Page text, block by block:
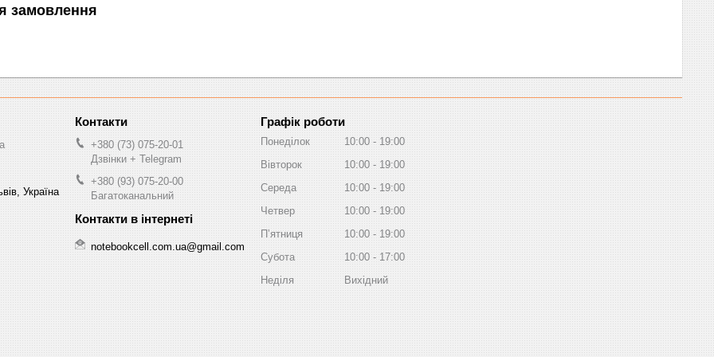
замовлення
Україна
+380 (73) 075-20-01
Дзвінки + Telegram
+380 (93) 075-20-00
Багатоканальний
notebookcell.com.ua@gmail.com
Графік роботи
Понеділок 10:00
19:00
Вівторок
10:00
19:00
Середа
10:00
19:00
Четвер
10:00
19:00
Пʼятниця
10:00
19:00
Субота
10:00
17:00
Неділя
Вихідний